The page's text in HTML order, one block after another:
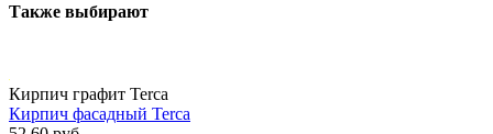
Также выбирают
Кирпич графит Terca
Кирпич фасадный Terca